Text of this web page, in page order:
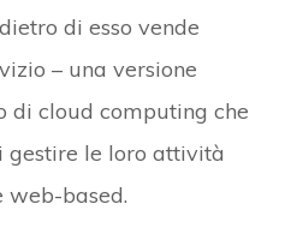
di esso vende
– una versione
di cloud computing che
gestire le loro attività
based.